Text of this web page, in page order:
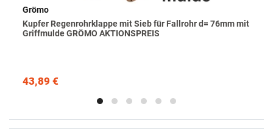
Grömo
Kupfer Regenrohrklappe mit Sieb für Fallrohr d= 76mm mit
Griffmulde GRÖMO AKTIONSPREIS
43,89 €